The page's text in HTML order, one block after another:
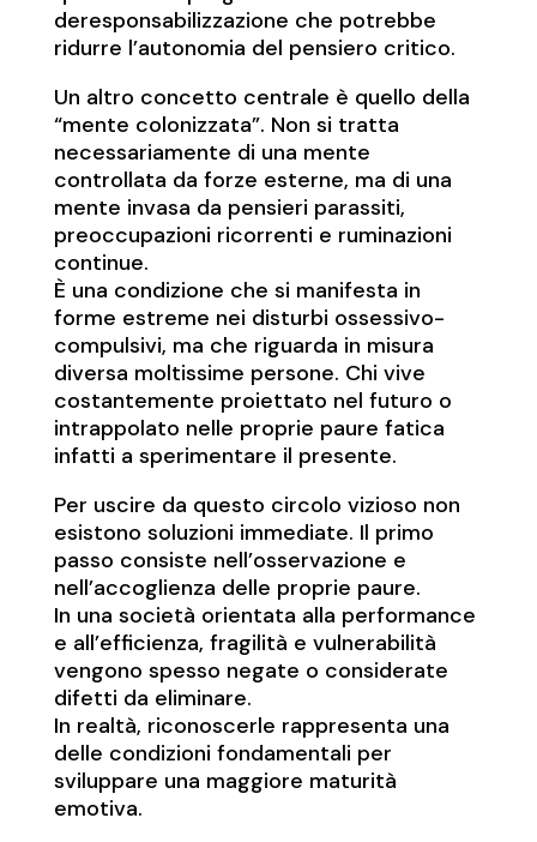
deresponsabilizzazione che potrebbe
ridurre l’autonomia del pensiero critico.
Un altro concetto centrale è quello della
“mente colonizzata”. Non si tratta
necessariamente di una mente
controllata da forze esterne, ma di una
mente invasa da pensieri parassiti,
preoccupazioni ricorrenti e ruminazioni
continue.
È una condizione che si manifesta in
forme estreme nei disturbi ossessivo-
compulsivi, ma che riguarda in misura
diversa moltissime persone. Chi vive
costantemente proiettato nel futuro o
intrappolato nelle proprie paure fatica
infatti a sperimentare il presente.
Per uscire da questo circolo vizioso non
esistono soluzioni immediate. Il primo
passo consiste nell’osservazione e
nell’accoglienza delle proprie paure.
In una società orientata alla performance
e all’efficienza, fragilità e vulnerabilità
vengono spesso negate o considerate
difetti da eliminare.
In realtà, riconoscerle rappresenta una
delle condizioni fondamentali per
sviluppare una maggiore maturità
emotiva.